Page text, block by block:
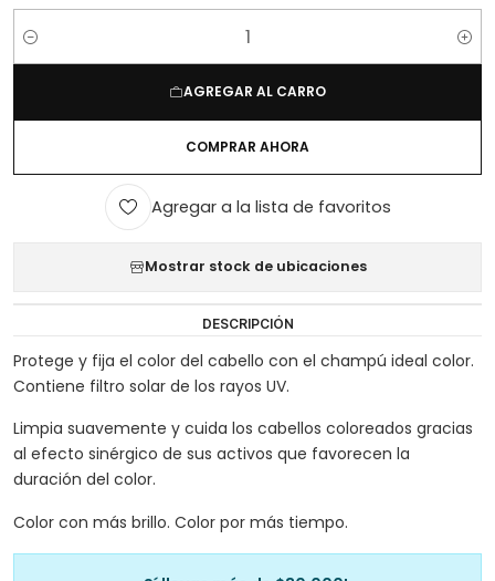
Cantidad
AGREGAR AL CARRO
COMPRAR AHORA
Agregar a la lista de favoritos
Mostrar stock de ubicaciones
DESCRIPCIÓN
Protege y fija el color del cabello con el champú ideal color.
Contiene filtro solar de los rayos UV.
Limpia suavemente y cuida los cabellos coloreados gracias
al efecto sinérgico de sus activos que favorecen la
duración del color.
Color con más brillo. Color por más tiempo.